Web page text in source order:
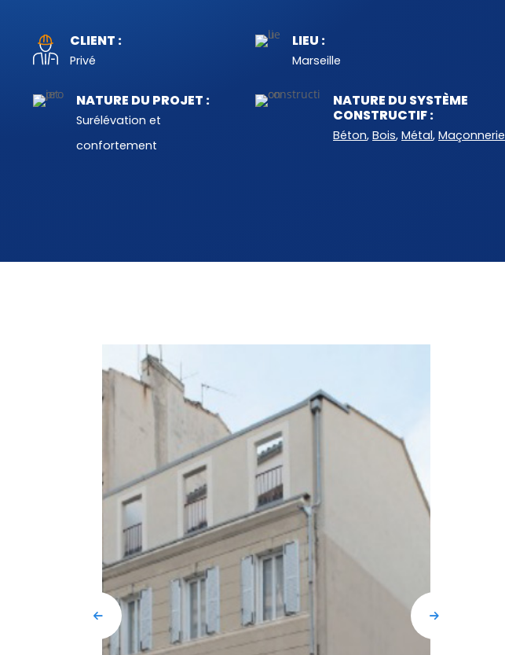
CLIENT :
Privé
NATURE DU PROJET :
Surélévation et
confortement
LIEU :
Marseille
NATURE DU SYSTÈME
CONSTRUCTIF :
Béton, Bois, Métal, Maçonnerie